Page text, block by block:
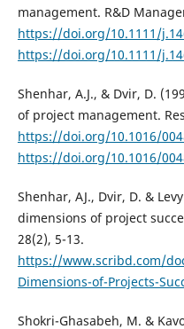
management. R&D
https://doi.org/10.1111/
https://doi.org/10.1111/
Shenhar, A.J., & Dvir, D.
of project management.
https://doi.org/10.1016/
https://doi.org/10.1016/
Shenhar, AJ., Dvir, D. &
dimensions of project
28(2), 5-13.
https://www.scribd.com/
Dimensions-of-Projects-
Shokri-Ghasabeh, M. &